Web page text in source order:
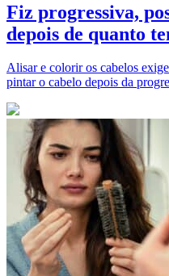
Fiz progressiva,
depois de quanto
Alisar e colorir os cabelos
pintar o cabelo depois da